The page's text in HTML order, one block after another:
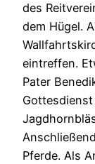
des
dem Hügel.
eintreffen.
Pater
Pferde. Als